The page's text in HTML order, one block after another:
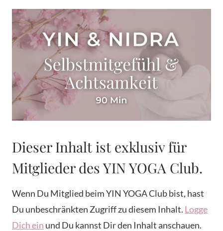
Dieser Inhalt ist exklusiv für
Mitglieder des YIN YOGA Club.
Wenn Du Mitglied beim YIN YOGA Club bist, hast
Du unbeschränkten Zugriff zu diesem Inhalt. Logge
Dich ein und Du kannst Dir den Inhalt anschauen.